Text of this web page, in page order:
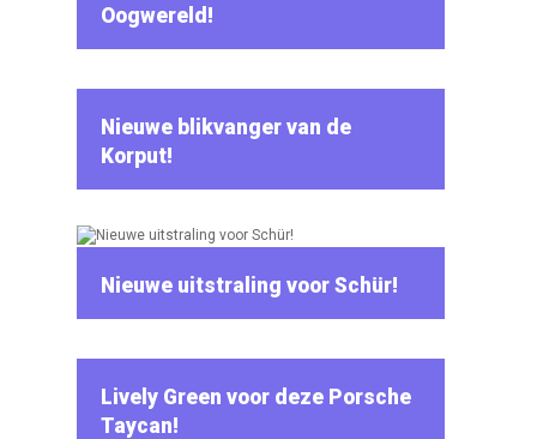
Oogwereld!
Nieuwe blikvanger van de
Korput!
Nieuwe uitstraling voor Schür!
Lively Green voor deze Porsche
Taycan!